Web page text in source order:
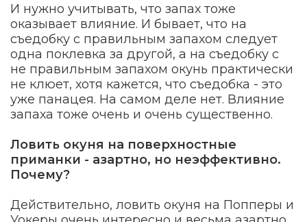
И нужно учитывать, что запах тоже
оказывает влияние. И бывает, что на
съедобку с правильным запахом следует
одна поклевка за другой, а на съедобку с
не правильным запахом окунь практически
не клюет, хотя кажется, что съедобка - это
уже панацея. На самом деле нет. Влияние
запаха тоже очень и очень существенно.
Ловить окуня на поверхностные
приманки - азартно, но неэффективно.
Почему?
Действительно, ловить окуня на Попперы и